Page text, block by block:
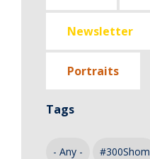
Newsletter
Portraits
Tags
- Any - #300Shom